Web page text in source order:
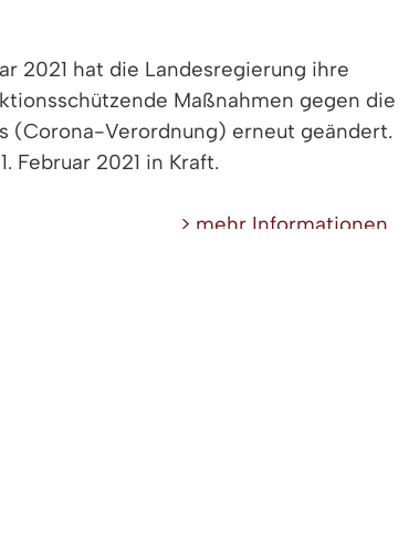
2021 hat die Landesregierung ihre
Maßnahmen gegen die
(Corona-Verordnung) erneut geändert.
Februar 2021 in Kraft.
> mehr Informationen...